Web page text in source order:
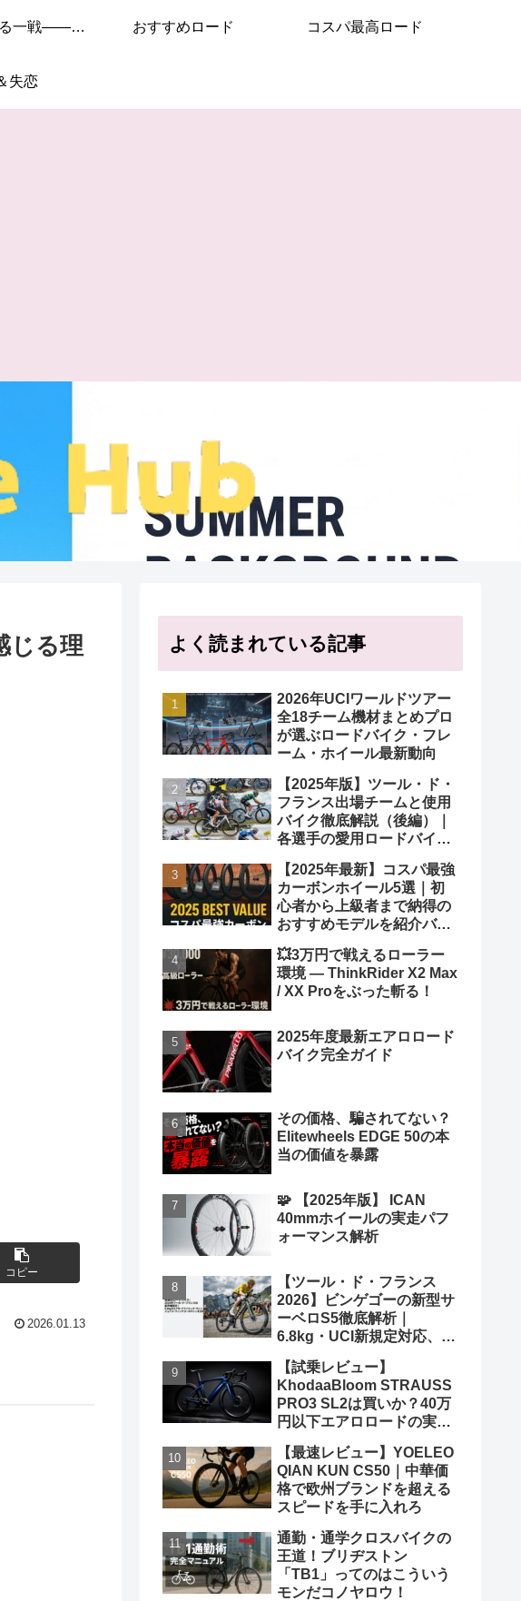
世界が注目する一戦——このレースを見逃すな！ おすすめロード コスパ最高ロード
失恋
じる理
コピー
2026.01.13
よく読まれている記事
2026年UCIワールドツアー
全18チーム機材まとめプロ
が選ぶロードバイク・フレ
ーム・ホイール最新動向
【2025年版】ツール・ド・
フランス出場チームと使用
バイク徹底解説（後編）｜
各選手の愛用ロードバイク
【2025年最新】コスパ最強
カーボンホイール5選｜初
心者から上級者まで納得の
おすすめモデルを紹介バカ
💥3万円で戦えるローラー
環境 ― ThinkRider X2 Max
/ XX Proをぶった斬る！
2025年度最新エアロロード
バイク完全ガイド
その価格、騙されてない？
Elitewheels EDGE 50の本
当の価値を暴露
🧩 【2025年版】 ICAN
40mmホイールの実走パフ
ォーマンス解析
【ツール・ド・フランス
2026】ビンゲゴーの新型サ
ーベロS5徹底解析｜
6.8kg・UCI新規定対応、ポ
グランツールマシン
【試乗レビュー】
KhodaaBloom STRAUSS
PRO3 SL2は買いか？40万
円以下エアロロードの実力
斬る
【最速レビュー】YOELEO
QIAN KUN CS50｜中華価
格で欧州ブランドを超える
スピードを手に入れろ
通勤・通学クロスバイクの
王道！ブリヂストン
「TB1」ってのはこういう
モンだコノヤロウ！